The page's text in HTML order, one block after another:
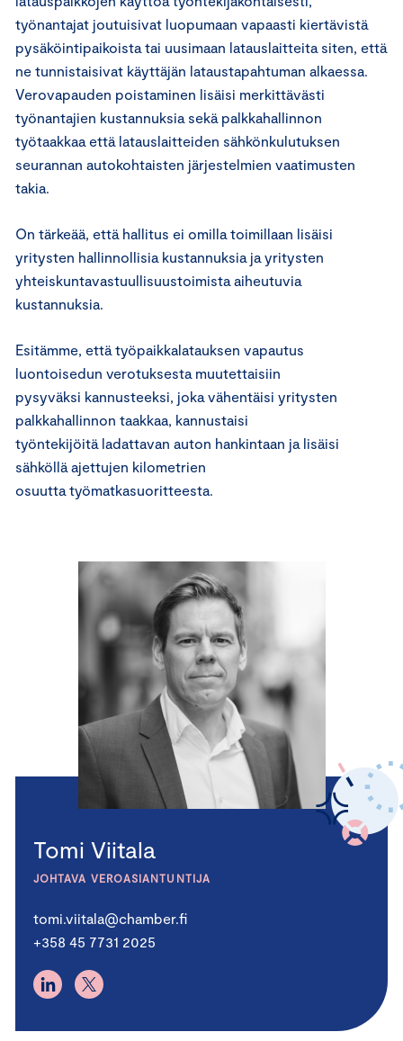
työnantajat joutuisivat luopumaan vapaasti kiertävistä
pysäköintipaikoista tai uusimaan latauslaitteita siten, että
ne tunnistaisivat käyttäjän lataustapahtuman alkaessa.
Verovapauden poistaminen lisäisi merkittävästi
työnantajien kustannuksia sekä palkkahallinnon
työtaakkaa että latauslaitteiden sähkönkulutuksen
seurannan autokohtaisten järjestelmien vaatimusten
takia.
On tärkeää, että hallitus ei omilla toimillaan lisäisi
yritysten hallinnollisia kustannuksia ja yritysten
yhteiskuntavastuullisuustoimista aiheutuvia
kustannuksia.
Esitämme, että työpaikkalatauksen vapautus
luontoisedun verotuksesta muutettaisiin
pysyväksi kannusteeksi, joka vähentäisi yritysten
palkkahallinnon taakkaa, kannustaisi
työntekijöitä ladattavan auton hankintaan ja lisäisi
sähköllä ajettujen kilometrien
osuutta työmatkasuoritteesta.
Tomi Viitala
JOHTAVA VEROASIANTUNTIJA
tomi.viitala@chamber.fi
+358 45 7731 2025